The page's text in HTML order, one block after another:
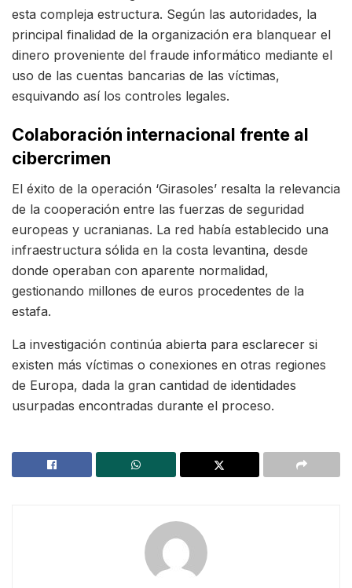
esta compleja estructura. Según las autoridades, la
principal finalidad de la organización era blanquear el
dinero proveniente del fraude informático mediante el
uso de las cuentas bancarias de las víctimas,
esquivando así los controles legales.
Colaboración internacional frente al
cibercrimen
El éxito de la operación ‘Girasoles’ resalta la relevancia
de la cooperación entre las fuerzas de seguridad
europeas y ucranianas. La red había establecido una
infraestructura sólida en la costa levantina, desde
donde operaban con aparente normalidad,
gestionando millones de euros procedentes de la
estafa.
La investigación continúa abierta para esclarecer si
existen más víctimas o conexiones en otras regiones
de Europa, dada la gran cantidad de identidades
usurpadas encontradas durante el proceso.